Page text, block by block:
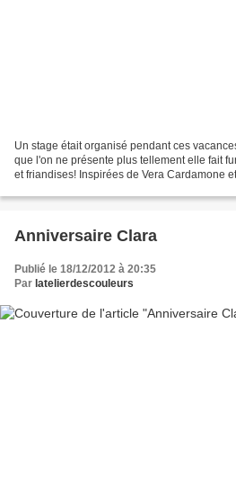
Un stage était organisé pendant ces
que l'on ne présente plus tellement elle fait
et friandises! Inspirées de Vera Cardamone
Anniversaire Clara
Publié le 18/12/2012 à 20:35
Par latelierdescouleurs